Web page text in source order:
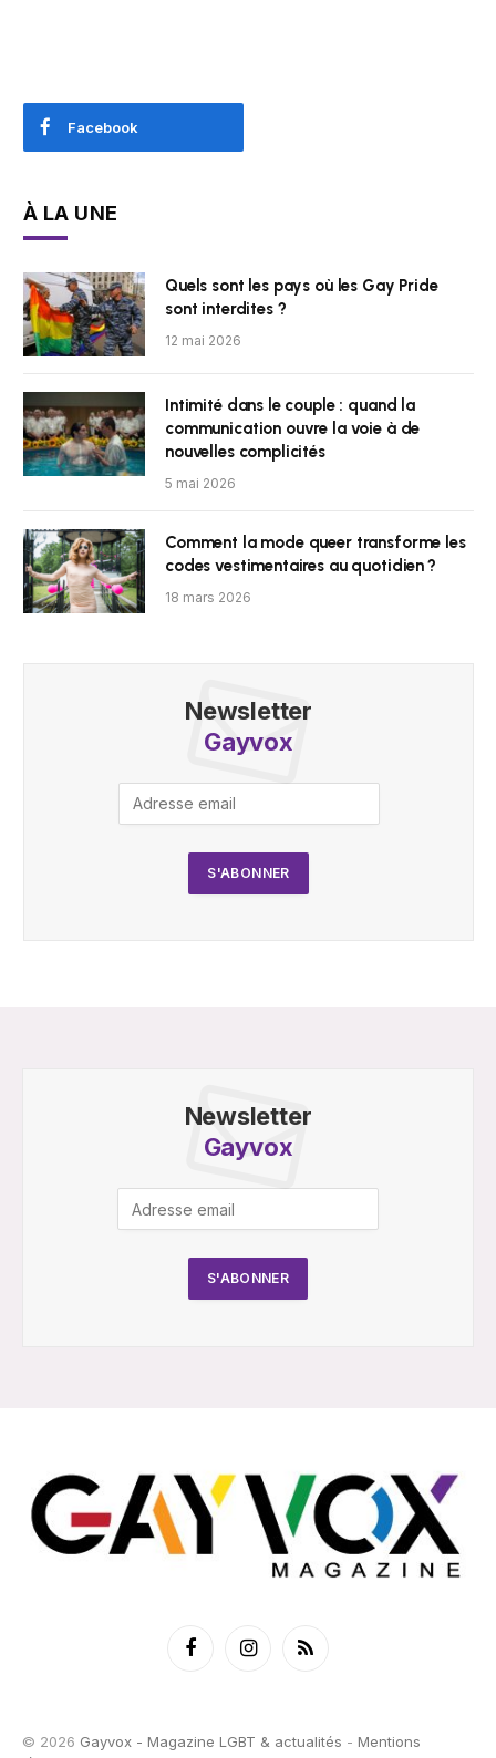
Facebook
À LA UNE
Quels sont les pays où les Gay Pride
sont interdites ?
12 mai 2026
Intimité dans le couple : quand la
communication ouvre la voie à de
nouvelles complicités
5 mai 2026
Comment la mode queer transforme les
codes vestimentaires au quotidien ?
18 mars 2026
Newsletter
Gayvox
Newsletter
Gayvox
FacebookInstagramRSS
© 2026 Gayvox - Magazine LGBT & actualités - Mentions